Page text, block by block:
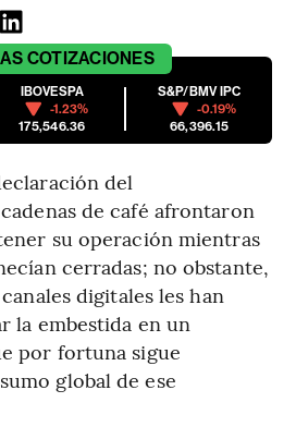
COTIZACIONES
IBOVESPA
-1.23%
175,546.36
S&P/BMV IPC
-0.19%
66,396.15
del
de café afrontaron
su operación mientras
cerradas; no obstante,
digitales les han
la embestida en un
por fortuna sigue
global de ese